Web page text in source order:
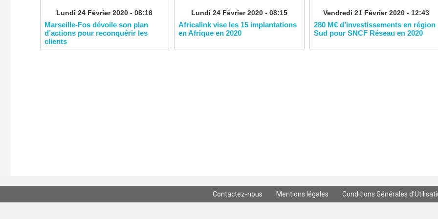
Lundi 24 Février 2020 - 08:16
Marseille-Fos dévoile son plan
d’actions pour reconquérir les
clients
Lundi 24 Février 2020 - 08:15
Africalink vise les 15 implantations
en Afrique en 2020
Vendredi 21 Février 2020 - 12:43
280 M€ d’investissements en région
Sud pour SNCF Réseau en 2020
Contactez-nous Mentions légales Conditions Générales